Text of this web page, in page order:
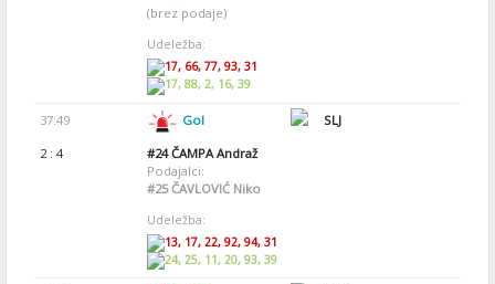
(brez podaje)
Udeležba:
17, 66, 77, 93, 31
17, 88, 2, 16, 39
37:49 Gol
SLJ
2 : 4
#24ČAMPA Andraž
Podajalci:
#25ČAVLOVIĆ Niko
Udeležba:
13, 17, 22, 92, 94, 31
24, 25, 11, 20, 93, 39